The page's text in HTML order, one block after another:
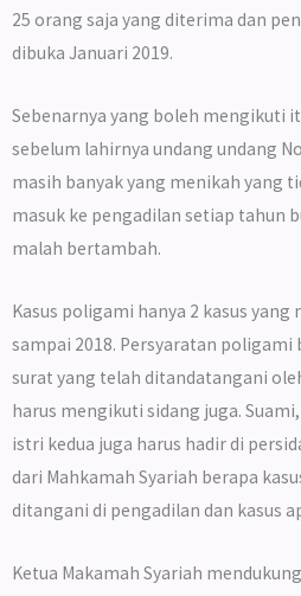
25 orang saja yang diterima dan
dibuka Januari 2019.
Sebenarnya yang boleh mengikuti
sebelum lahirnya undang undang
masih banyak yang menikah yang
masuk ke pengadilan setiap tahun
malah bertambah.
Kasus poligami hanya 2 kasus yang
sampai 2018. Persyaratan poligami
surat yang telah ditandatangani
harus mengikuti sidang juga.
istri kedua juga harus hadir di
dari Mahkamah Syariah berapa
ditangani di pengadilan dan kasus
Ketua Makamah Syariah